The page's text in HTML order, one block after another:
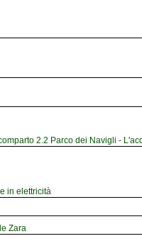
2.2 Parco dei Navigli -
in elettricità
Zara